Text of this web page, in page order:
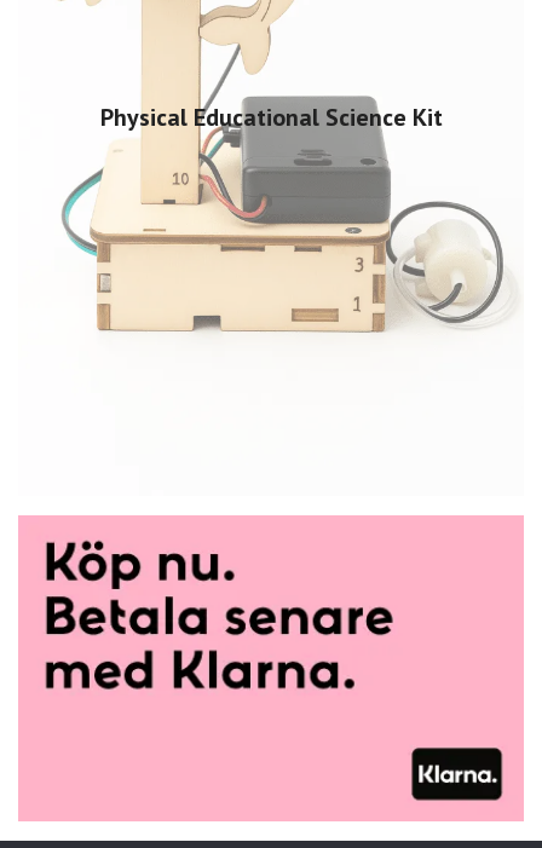
Physical Educational Science Kit